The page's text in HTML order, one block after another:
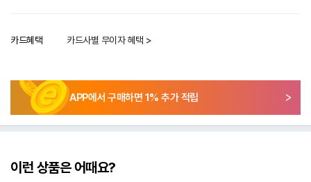
카드혜택 카드사별 무이자 혜택 >
APP에서 구매하면 1% 추가 적립
이런 상품은 어때요?